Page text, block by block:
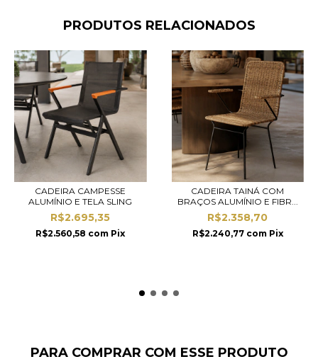
PRODUTOS RELACIONADOS
CADEIRA CAMPESSE
ALUMÍNIO E TELA SLING
R$2.695,35
R$2.560,58 com Pix
CADEIRA TAINÁ COM
BRAÇOS ALUMÍNIO E FIBR...
R$2.358,70
R$2.240,77 com Pix
PARA COMPRAR COM ESSE PRODUTO